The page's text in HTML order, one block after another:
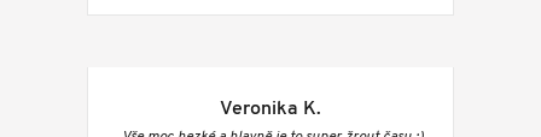
Veronika K.